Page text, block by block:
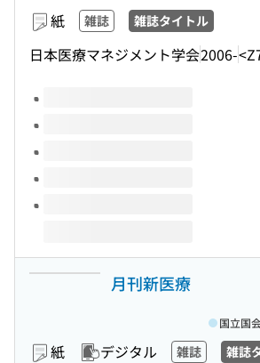
紙 雑誌 雑誌タイトル
日本医療マネジメント学会2006-
このタイトルの巻号
月刊新医療
紙 デジタル 雑誌 雑誌
国立国